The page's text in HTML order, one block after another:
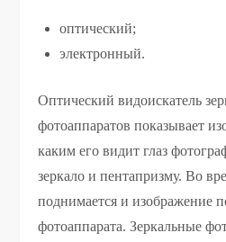
оптический;
электронный.
Оптический видоискатель
фотоаппаратов показывает
каким его видит глаз
зеркало и пентапризму. Во
поднимается и изображение
фотоаппарата. Зеркальные